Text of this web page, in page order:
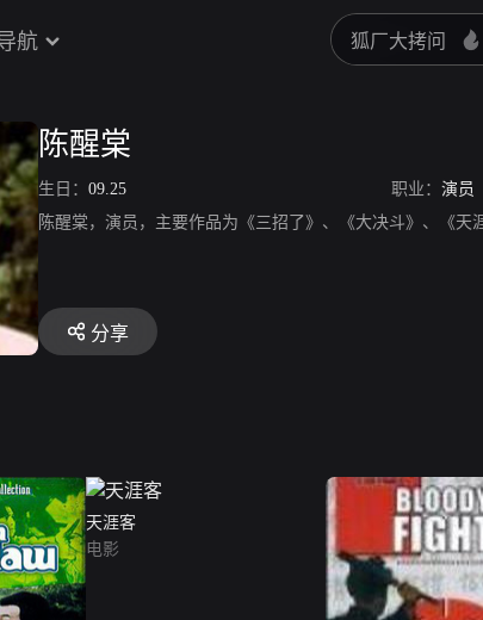
航
陈醒棠
生日： 09.25 职业： 演员
陈醒棠，演员，主要作品为《三招了》、《大决斗》、《天
分享
天涯客
电影